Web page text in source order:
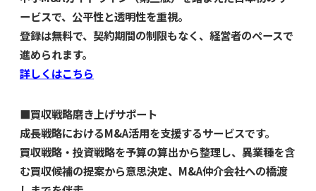
ービスで、公平性と透明性を重視。
登録は無料で、契約期間の制限もなく、経営者のペースで
進められます。
詳しくはこちら
■買収戦略磨き上げサポート
成長戦略におけるM&A活用を支援するサービスです。
買収戦略・投資戦略を予算の算出から整理し、異業種を含
む買収候補の提案から意思決定、M&A仲介会社への橋渡